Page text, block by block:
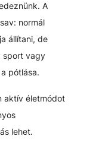
A
normál
állítani, de
sport vagy
pótlása.
aktív életmódot
lehet.